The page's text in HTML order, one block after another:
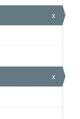
x
x